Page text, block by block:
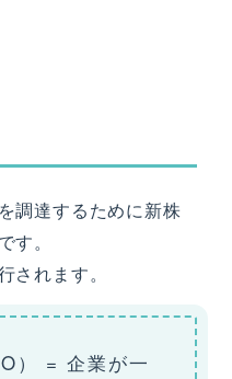
調達するために新株
す。
されます。
） = 企業が一